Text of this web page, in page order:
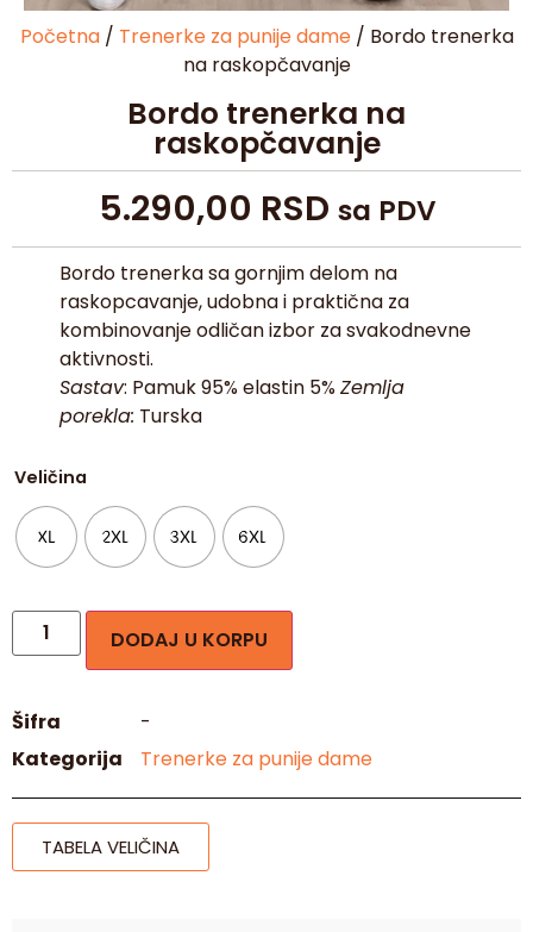
Početna/ Trenerke za punije dame/ Bordo trenerka
na raskopčavanje
Bordo trenerka na
raskopčavanje
5.290,00 RSD sa PDV
Bordo trenerka sa gornjim delom na
raskopcavanje, udobna i praktična za
kombinovanje odličan izbor za svakodnevne
aktivnosti.
Sastav: Pamuk 95% elastin 5%Zemlja
porekla: Turska
Veličina
XL 2XL 3XL 6XL
DODAJ U KORPU
Šifra
-
Kategorija
Trenerke za punije dame
TABELA VELIČINA